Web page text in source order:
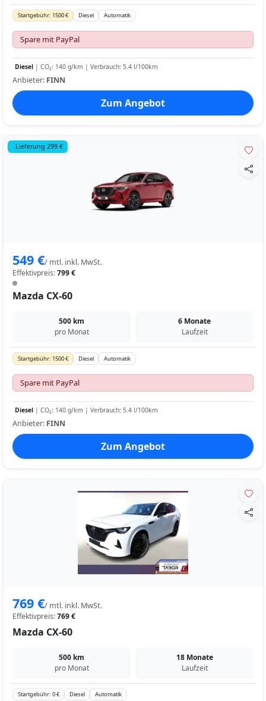
Startgebühr: 1500 € Diesel Automatik
Spare mit PayPal
Diesel | CO₂: 140 g/km | Verbrauch: 5.4 l/100km
Anbieter: FINN
Zum Angebot
Lieferung 299 €
549 €/ mtl. inkl. MwSt.
Effektivpreis:799 €
Mazda CX-60
500 km
pro Monat
6 Monate
Laufzeit
Startgebühr: 1500 € Diesel Automatik
Spare mit PayPal
Diesel | CO₂: 140 g/km | Verbrauch: 5.4 l/100km
Anbieter: FINN
Zum Angebot
769 €/ mtl. inkl. MwSt.
Effektivpreis:769 €
Mazda CX-60
500 km
pro Monat
18 Monate
Laufzeit
Startgebühr: 0 € Diesel Automatik